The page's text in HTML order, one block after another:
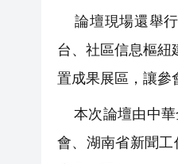
論壇現場還舉行
台、社區信息樞紐
置成果展區，讓參
本次論壇由中華
會、湖南省新聞